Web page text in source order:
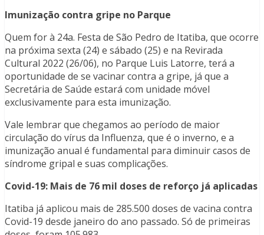
Imunização contra gripe no Parque
Quem for à 24a. Festa de São Pedro de Itatiba, que ocorre
na próxima sexta (24) e sábado (25) e na Revirada
Cultural 2022 (26/06), no Parque Luis Latorre, terá a
oportunidade de se vacinar contra a gripe, já que a
Secretária de Saúde estará com unidade móvel
exclusivamente para esta imunização.
Vale lembrar que chegamos ao período de maior
circulação do vírus da Influenza, que é o inverno, e a
imunização anual é fundamental para diminuir casos de
síndrome gripal e suas complicações.
Covid-19: Mais de 76 mil doses de reforço já aplicadas
Itatiba já aplicou mais de 285.500 doses de vacina contra
Covid-19 desde janeiro do ano passado. Só de primeiras